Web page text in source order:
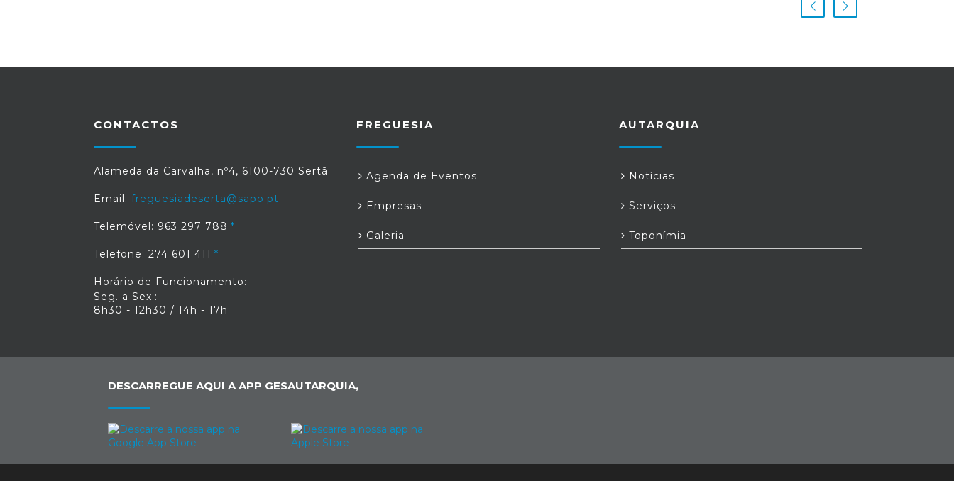
CONTACTOS
Alameda da Carvalha, nº4, 6100-730 Sertã
Email: freguesiadeserta@sapo.pt
Telemóvel: 963 297 788
Telefone: 274 601 411
Horário de Funcionamento:
Seg. a Sex.:
8h30 - 12h30 / 14h - 17h
FREGUESIA
Agenda de Eventos
Empresas
Galeria
AUTARQUIA
Notícias
Serviços
Toponímia
DESCARREGUE AQUI A APP GESAUTARQUIA,